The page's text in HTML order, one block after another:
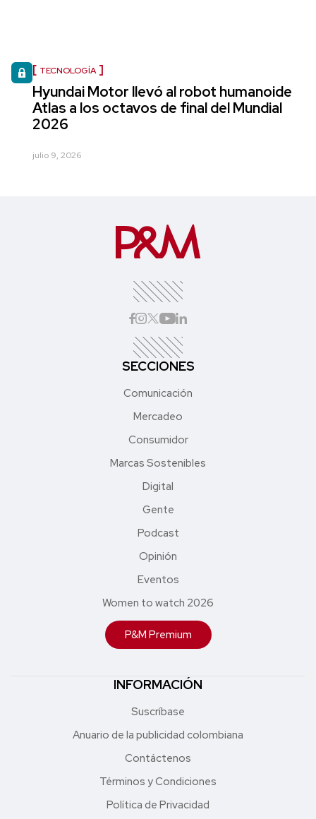
TECNOLOGÍA
Hyundai Motor llevó al robot humanoide
Atlas a los octavos de final del Mundial
2026
julio 9, 2026
SECCIONES
Comunicación
Mercadeo
Consumidor
Marcas Sostenibles
Digital
Gente
Podcast
Opinión
Eventos
Women to watch 2026
P&M Premium
INFORMACIÓN
Suscríbase
Anuario de la publicidad colombiana
Contáctenos
Términos y Condiciones
Política de Privacidad